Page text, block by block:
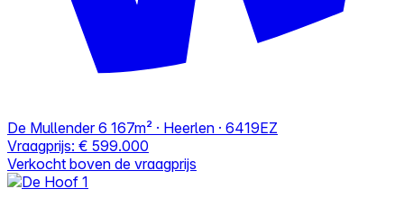
De Mullender 6 167m² · Heerlen · 6419EZ
Vraagprijs: € 599.000
Verkocht boven de vraagprijs